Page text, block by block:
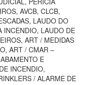
AVCB, CLCB,
LAUDO DO
INCENDIO, LAUDO DE
ART / MEDIDAS
ART / CMAR –
E
INCENDIO,
/ ALARME DE